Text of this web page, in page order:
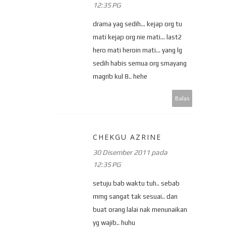
12:35 PG
drama yag sedih... kejap org tu
mati kejap org nie mati... last2
hero mati heroin mati... yang lg
sedih habis semua org smayang
magrib kul 8.. hehe
Balas
CHEKGU AZRINE
30 Disember 2011 pada
12:35 PG
setuju bab waktu tuh.. sebab
mmg sangat tak sesuai.. dan
buat orang lalai nak menunaikan
yg wajib.. huhu